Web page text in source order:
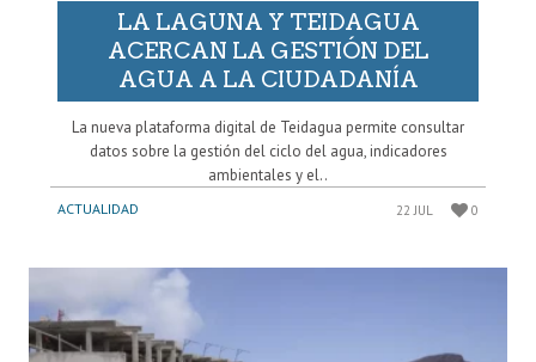
LA LAGUNA Y TEIDAGUA
ACERCAN LA GESTIÓN DEL
AGUA A LA CIUDADANÍA
La nueva plataforma digital de Teidagua permite consultar
datos sobre la gestión del ciclo del agua, indicadores
ambientales y el..
ACTUALIDAD 22 JUL 0